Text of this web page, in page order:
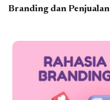
Branding dan Penjualan